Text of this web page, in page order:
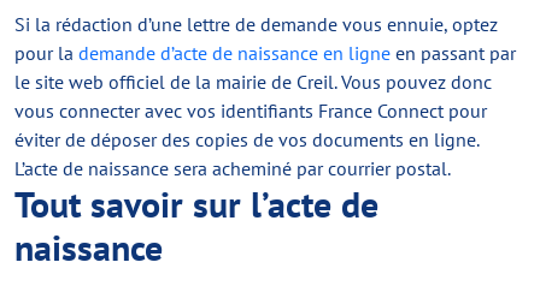
Si la rédaction d’une lettre de demande vous ennuie, optez
pour la demande d’acte de naissance en ligne en passant par
le site web officiel de la mairie de Creil. Vous pouvez donc
vous connecter avec vos identifiants France Connect pour
éviter de déposer des copies de vos documents en ligne.
L’acte de naissance sera acheminé par courrier postal.
Tout savoir sur l’acte de
naissance